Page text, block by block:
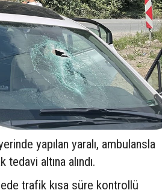
yapılan yaralı, ambulansla
tedavi altına alındı.
trafik kısa süre kontrollü